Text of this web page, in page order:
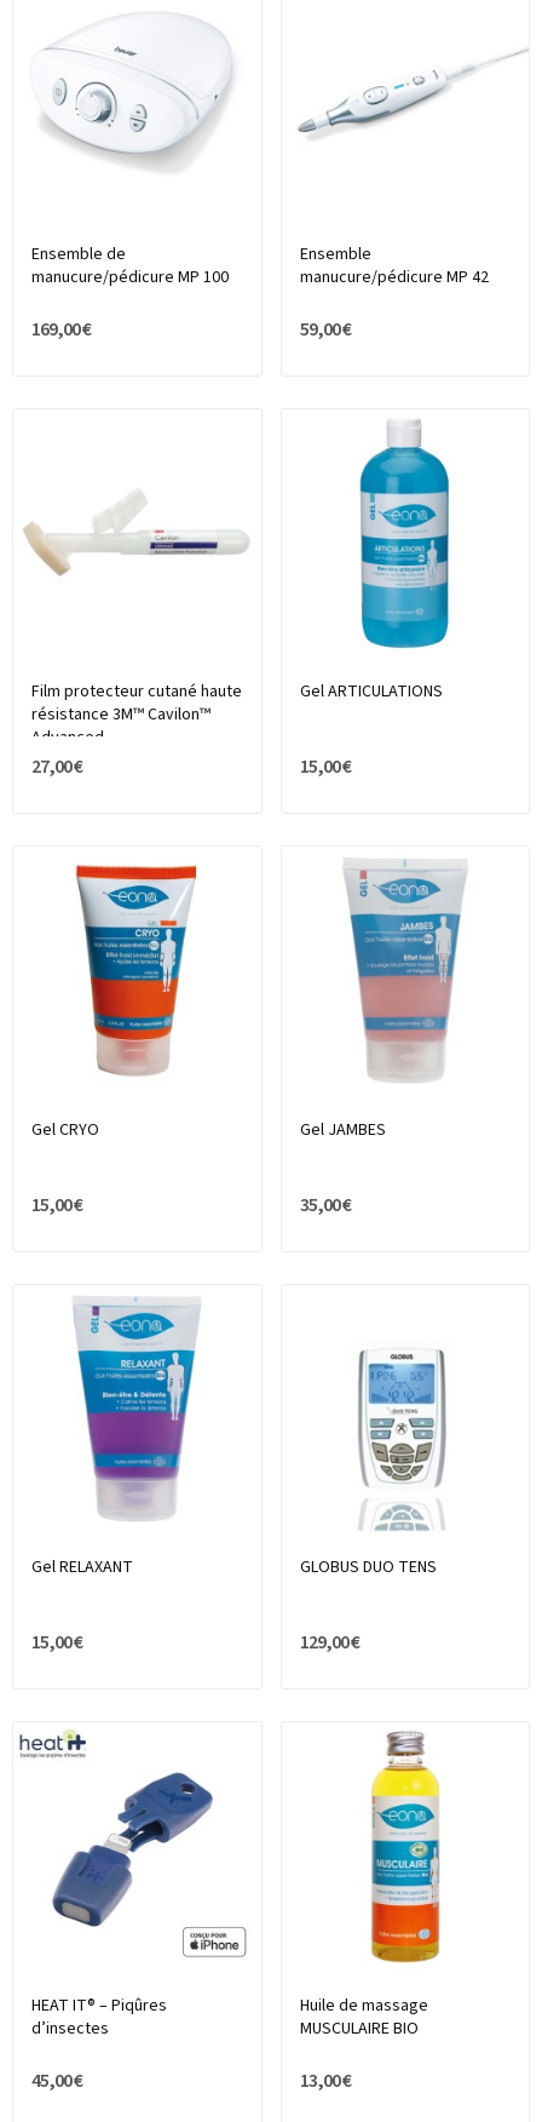
Ensemble de
manucure/pédicure MP 100
169,00 €
Ensemble
manucure/pédicure MP 42
59,00 €
Film protecteur cutané haute
résistance 3M™ Cavilon™
Advanced
27,00 €
Gel ARTICULATIONS
15,00 €
Gel CRYO
15,00 €
Gel JAMBES
35,00 €
Gel RELAXANT
15,00 €
GLOBUS DUO TENS
129,00 €
HEAT IT® – Piqûres
d’insectes
45,00 €
Huile de massage
MUSCULAIRE BIO
13,00 €